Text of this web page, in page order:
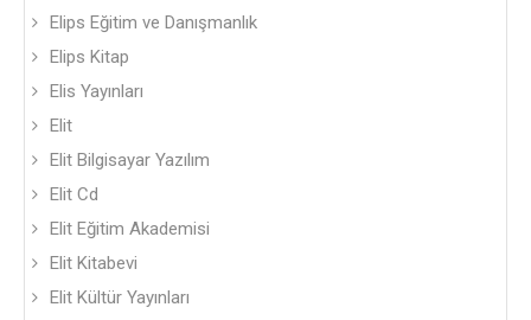
Elips Eğitim ve Danışmanlık
Elips Kitap
Elis Yayınları
Elit
Elit Bilgisayar Yazılım
Elit Cd
Elit Eğitim Akademisi
Elit Kitabevi
Elit Kültür Yayınları